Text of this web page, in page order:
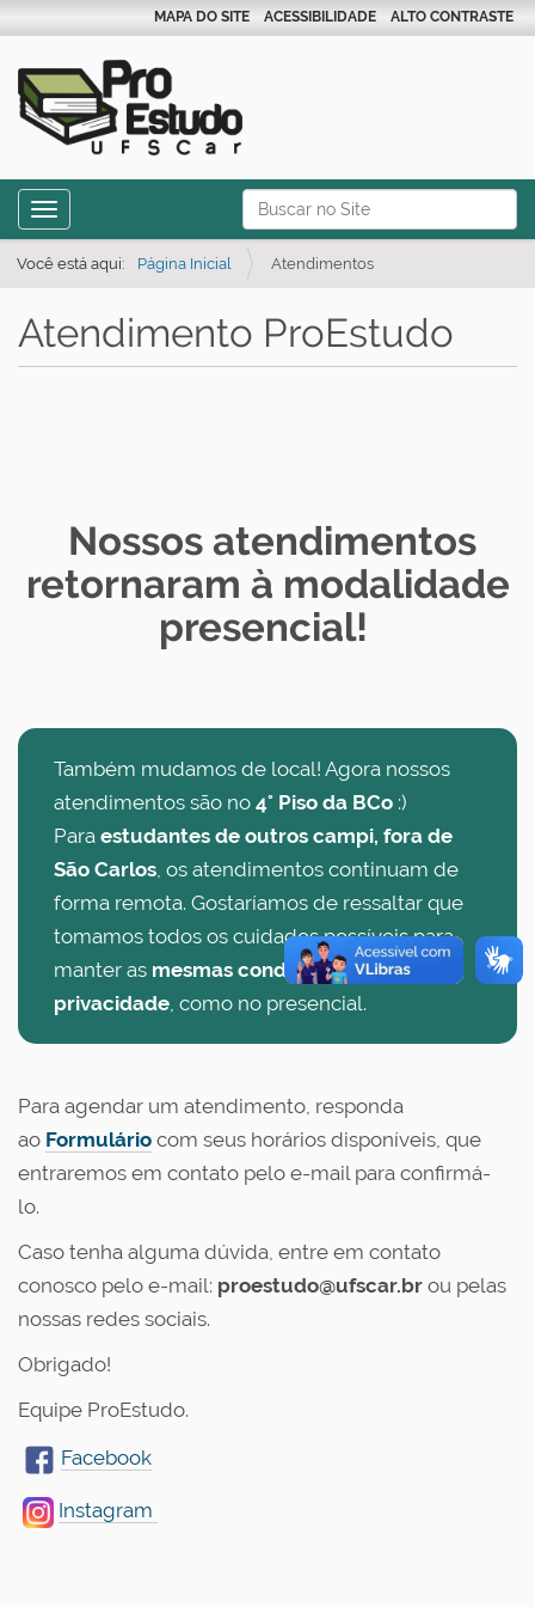
Busca
Busca Avançada…
MAPA DO SITE ACESSIBILIDADE ALTO CONTRASTE
Toggle navigation
Você está aqui: Página Inicial Atendimentos
Atendimento ProEstudo
Nossos atendimentos
retornaram à modalidade
presencial!
Também mudamos de local! Agora nossos
atendimentos são no 4° Piso da BCo :)
Para estudantes de outros campi, fora de
São Carlos, os atendimentos continuam de
forma remota. Gostaríamos de ressaltar que
tomamos todos os cuidados possíveis para
manter as mesmas condições de sigilo e
privacidade, como no presencial.
Para agendar um atendimento, responda
ao Formulário com seus horários disponíveis, que
entraremos em contato pelo e-mail para confirmá-
lo.
Caso tenha alguma dúvida, entre em contato
conosco pelo e-mail: proestudo@ufscar.br ou pelas
nossas redes sociais.
Obrigado!
Equipe ProEstudo.
Facebook
Instagram